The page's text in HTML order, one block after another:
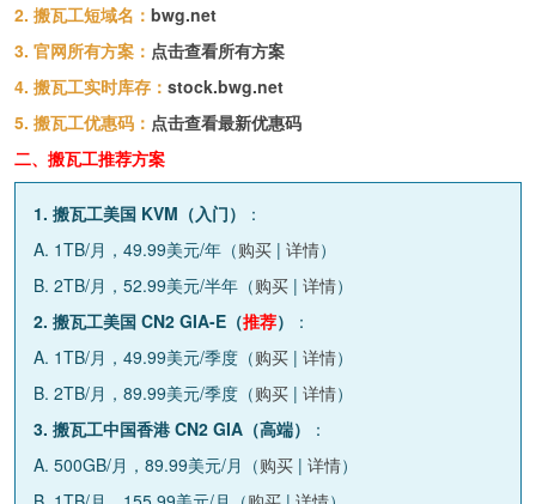
2. 搬瓦工短域名： bwg.net
3. 官网所有方案： 点击查看所有方案
4. 搬瓦工实时库存： stock.bwg.net
5. 搬瓦工优惠码： 点击查看最新优惠码
二、搬瓦工推荐方案
1. 搬瓦工美国 KVM（入门）
：
A. 1TB/月，49.99美元/年（购买 | 详情）
B. 2TB/月，52.99美元/半年（购买 | 详情）
2. 搬瓦工美国 CN2 GIA-E（推荐）
：
A. 1TB/月，49.99美元/季度（购买 | 详情）
B. 2TB/月，89.99美元/季度（购买 | 详情）
3. 搬瓦工中国香港 CN2 GIA（高端）
：
A. 500GB/月，89.99美元/月（购买 | 详情）